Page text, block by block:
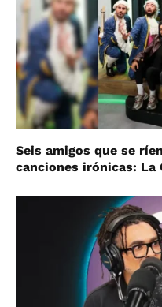
Seis amigos que se
canciones irónicas: La